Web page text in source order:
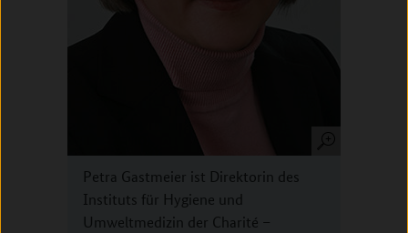
Petra Gastmeier ist Direktorin des
Instituts für Hygiene und
Umweltmedizin der Charité –